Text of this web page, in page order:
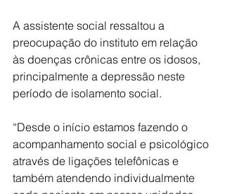
A assistente social ressaltou a
preocupação do instituto em relação
às doenças crônicas entre os idosos,
principalmente a depressão neste
período de isolamento social.
“Desde o início estamos fazendo o
acompanhamento social e psicológico
através de ligações telefônicas e
também atendendo individualmente